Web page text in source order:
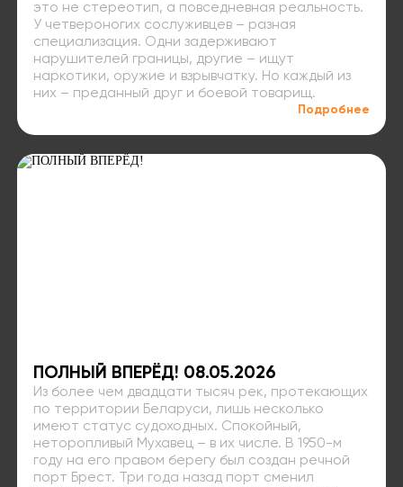
это не стереотип, а повседневная реальность.
У четвероногих сослуживцев – разная
специализация. Одни задерживают
нарушителей границы, другие – ищут
наркотики, оружие и взрывчатку. Но каждый из
них – преданный друг и боевой товарищ.
Подробнее
ПОЛНЫЙ ВПЕРЁД! 08.05.2026
Из более чем двадцати тысяч рек, протекающих
по территории Беларуси, лишь несколько
имеют статус судоходных. Спокойный,
неторопливый Мухавец – в их числе. В 1950-м
году на его правом берегу был создан речной
порт Брест. Три года назад порт сменил